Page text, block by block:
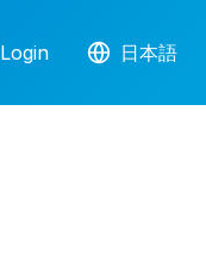
Login 日本語